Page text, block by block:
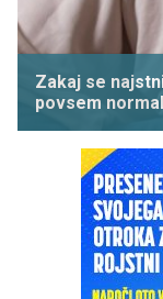
Zakaj se
povsem